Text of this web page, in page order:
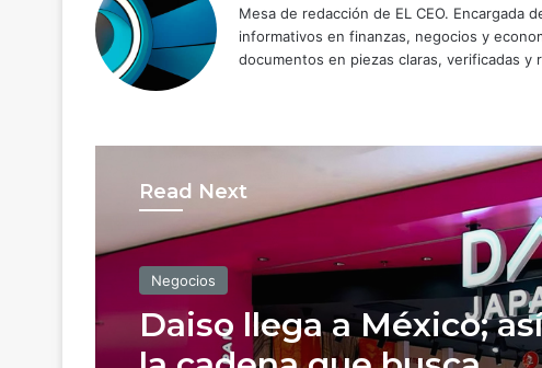
Mesa de redacción de EL CEO. Encargada
informativos en finanzas, negocios y
documentos en piezas claras, verificadas y
Read Next
Negocios
Daiso llega a México;